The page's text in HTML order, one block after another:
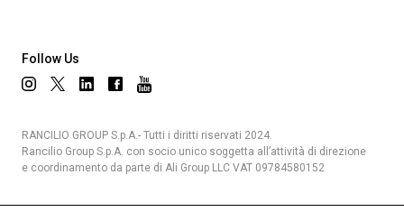
Follow Us
RANCILIO GROUP S.p.A.- Tutti i diritti riservati 2024.
Rancilio Group S.p.A. con socio unico soggetta all’attività di direzione
e coordinamento da parte di Ali Group LLC VAT 09784580152